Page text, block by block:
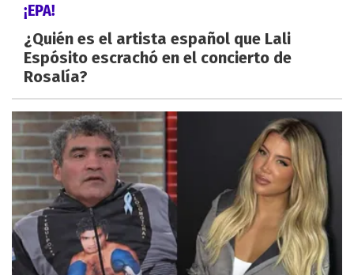
¡EPA!
¿Quién es el artista español que Lali
Espósito escrachó en el concierto de
Rosalía?